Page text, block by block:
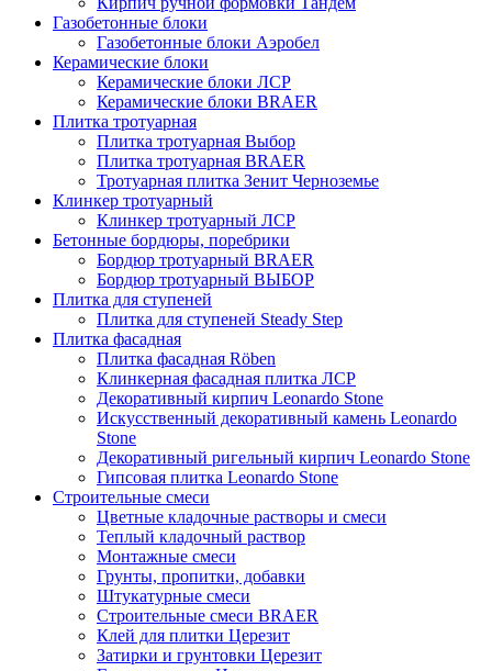
Газобетонные блоки
Газобетонные блоки Аэробел
Керамические блоки
Керамические блоки ЛСР
Керамические блоки BRAER
Плитка тротуарная
Плитка тротуарная Выбор
Плитка тротуарная BRAER
Тротуарная плитка Зенит Черноземье
Клинкер тротуарный
Клинкер тротуарный ЛСР
Бетонные бордюры, поребрики
Бордюр тротуарный BRAER
Бордюр тротуарный ВЫБОР
Плитка для ступеней
Плитка для ступеней Steady Step
Плитка фасадная
Плитка фасадная Röben
Клинкерная фасадная плитка ЛСР
Декоративный кирпич Leonardo Stone
Искусственный декоративный камень Leonardo
Stone
Декоративный ригельный кирпич Leonardo Stone
Гипсовая плитка Leonardo Stone
Строительные смеси
Цветные кладочные растворы и смеси
Теплый кладочный раствор
Монтажные смеси
Грунты, пропитки, добавки
Штукатурные смеси
Строительные смеси BRAER
Клей для плитки Церезит
Затирки и грунтовки Церезит